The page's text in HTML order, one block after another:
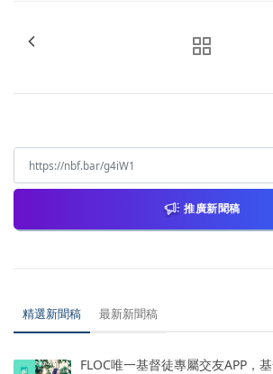
推廣新聞稿
精選新聞稿 最新新聞稿
FLOC唯一基督徒專屬交友APP，